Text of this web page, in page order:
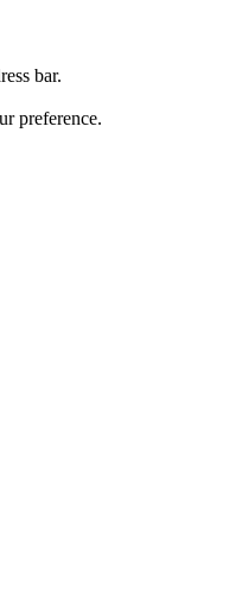
bar.
preference.